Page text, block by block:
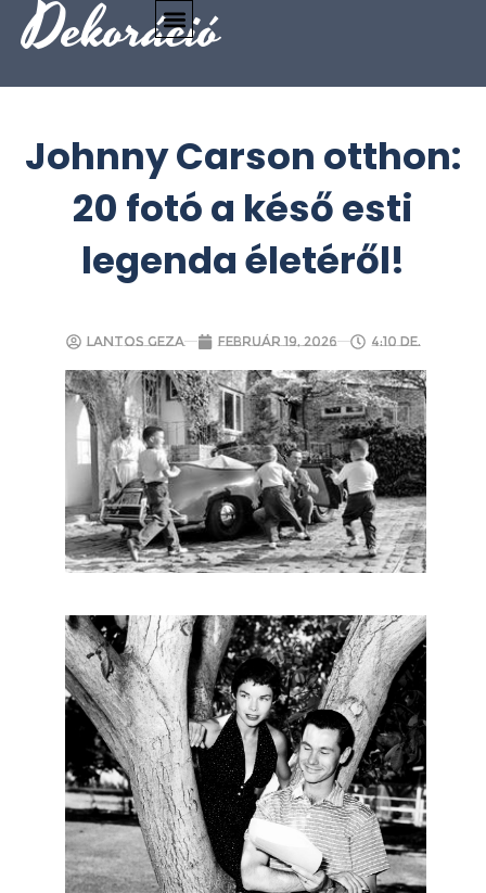
Dekoráció
Johnny Carson otthon:
20 fotó a késő esti
legenda életéről!
Lantos Geza február 19, 2026 4:10 de.